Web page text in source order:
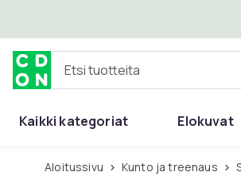
Etsi tuotteita
Kaikki kategoriat Elokuvat
Aloitussivu Kunto ja treenaus